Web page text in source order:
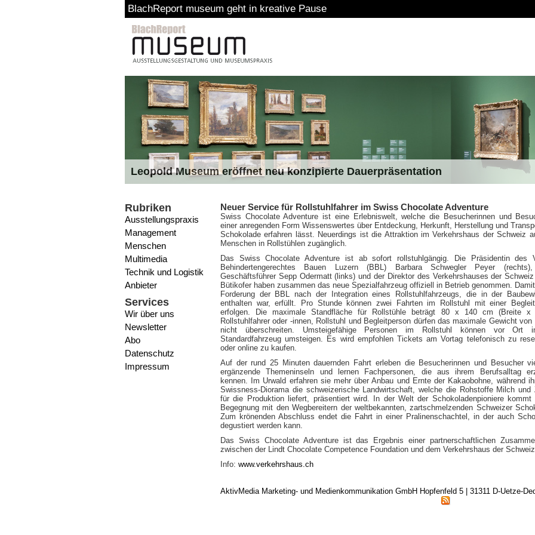
BlachReport museum geht in kreative Pause
Leopold Museum eröffnet neu konzipierte Dauerpräsentation
Rubriken
Ausstellungspraxis
Management
Menschen
Multimedia
Technik und Logistik
Anbieter
Services
Wir über uns
Newsletter
Abo
Datenschutz
Impressum
Neuer Service für Rollstuhlfahrer im Swiss Chocolate Adventure
Swiss Chocolate Adventure ist eine Erlebniswelt, welche die Besucherinnen und
einer anregenden Form Wissenswertes über Entdeckung, Herkunft, Herstellung und
Schokolade erfahren lässt. Neuerdings ist die Attraktion im Verkehrshaus der Schweiz
Menschen in Rollstühlen zugänglich.
Das Swiss Chocolate Adventure ist ab sofort rollstuhlgängig. Die Präsidentin des
Behindertengerechtes Bauen Luzern (BBL) Barbara Schwegler Peyer
Geschäftsführer Sepp Odermatt (links) und der Direktor des Verkehrshauses der
Bütikofer haben zusammen das neue Spezialfahrzeug offiziell in Betrieb genommen.
Forderung der BBL nach der Integration eines Rollstuhlfahrzeugs, die in der
enthalten war, erfüllt. Pro Stunde können zwei Fahrten im Rollstuhl mit einer
erfolgen. Die maximale Standfläche für Rollstühle beträgt 80 x 140 cm (Breite x
Rollstuhlfahrer oder -innen, Rollstuhl und Begleitperson dürfen das maximale Gewicht von
nicht überschreiten. Umsteigefähige Personen im Rollstuhl können vor Ort
Standardfahrzeug umsteigen. Es wird empfohlen Tickets am Vortag telefonisch zu
oder online zu kaufen.
Auf der rund 25 Minuten dauernden Fahrt erleben die Besucherinnen und Besucher
ergänzende Themeninseln und lernen Fachpersonen, die aus ihrem Berufsalltag
kennen. Im Urwald erfahren sie mehr über Anbau und Ernte der Kakaobohne, während
Swissness-Diorama die schweizerische Landwirtschaft, welche die Rohstoffe Milch und
für die Produktion liefert, präsentiert wird. In der Welt der Schokoladenpioniere
Begegnung mit den Wegbereitern der weltbekannten, zartschmelzenden Schweizer
Zum krönenden Abschluss endet die Fahrt in einer Pralinenschachtel, in der auch
degustiert werden kann.
Das Swiss Chocolate Adventure ist das Ergebnis einer partnerschaftlichen
zwischen der Lindt Chocolate Competence Foundation und dem Verkehrshaus der
Info: www.verkehrshaus.ch
AktivMedia Marketing- und Medienkommunikation GmbH Hopfenfeld 5 | 31311 D-Uetze-